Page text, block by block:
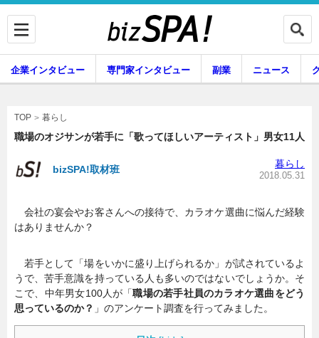
企業インタビュー 専門家インタビュー
副業
グルメ スキル
企業インタビュー 専門家インタビュー 副業 ニュース
TOP 暮らし
職場のオジサンが若手に「歌ってほしいアーティスト」男女11人
bizSPA!取材班 暮らし
2018.05.31
会社の宴会やお客さんへの接待で、カラオケ選曲に悩んだ経験
はありませんか？
若手として「場をいかに盛り上げられるか」が試されているよ
うで、苦手意識を持っている人も多いのではないでしょうか。そ
こで、中年男女100人が「職場の若手社員のカラオケ選曲をどう
思っているのか？ 」のアンケート調査を行ってみました。